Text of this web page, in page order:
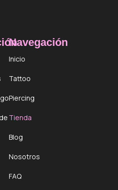
Navegación
Inicio
Tattoo
Piercing
Tienda
Blog
Nosotros
FAQ